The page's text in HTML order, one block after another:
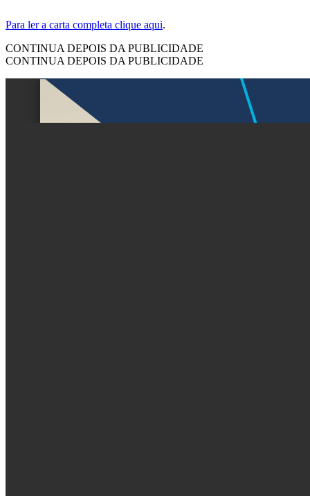
Para ler a carta completa clique aqui.
CONTINUA DEPOIS DA PUBLICIDADE
CONTINUA DEPOIS DA PUBLICIDADE